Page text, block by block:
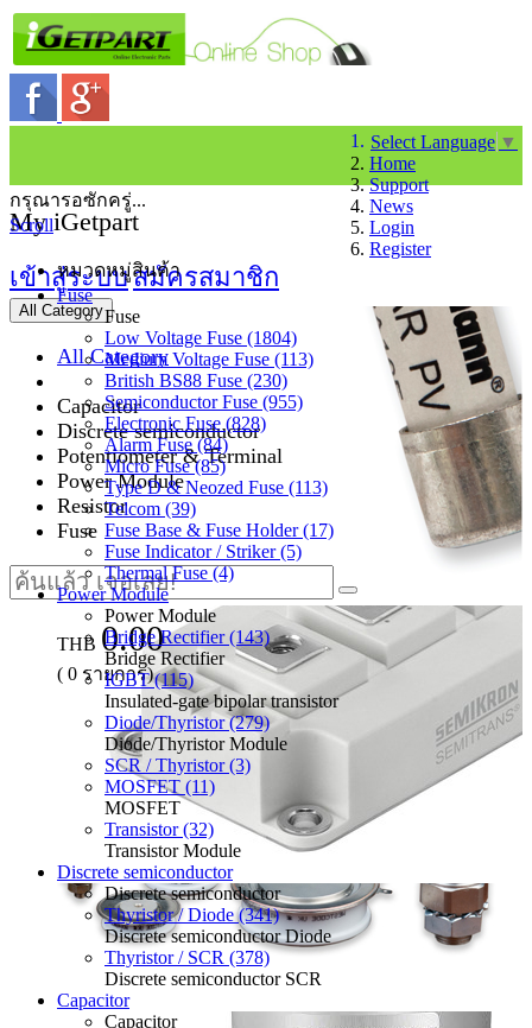
Select Language ▼
Home
Support
News
Login
Register
My iGetpart
เข้าสู่ระบบสมัครสมาชิก
All Category
All Category
Capacitor
Discrete semiconductor
Potentiometer & Terminal
Power Module
Resistor
Fuse
THB 0.00
( 0 รายการ)
กรุณารอซักครู่...
Scroll
หมวดหมู่สินค้า
Fuse
Fuse
Low Voltage Fuse (1804)
Medium Voltage Fuse (113)
British BS88 Fuse (230)
Semiconductor Fuse (955)
Electronic Fuse (828)
Alarm Fuse (84)
Micro Fuse (85)
Type D & Neozed Fuse (113)
Telcom (39)
Fuse Base & Fuse Holder (17)
Fuse Indicator / Striker (5)
Thermal Fuse (4)
Power Module
Power Module
Bridge Rectifier (143)
Bridge Rectifier
IGBT (115)
Insulated-gate bipolar transistor
Diode/Thyristor (279)
Diode/Thyristor Module
SCR / Thyristor (3)
MOSFET (11)
MOSFET
Transistor (32)
Transistor Module
Discrete semiconductor
Discrete semiconductor
Thyristor / Diode (341)
Discrete semiconductor Diode
Thyristor / SCR (378)
Discrete semiconductor SCR
Capacitor
Capacitor